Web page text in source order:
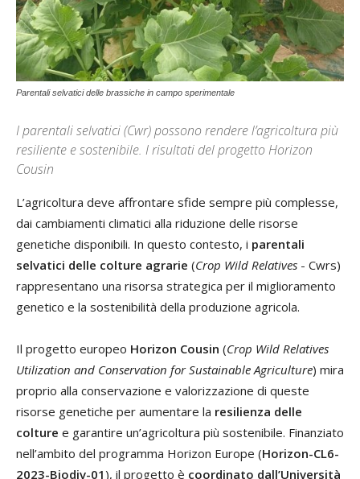
Parentali selvatici delle brassiche in campo sperimentale
I parentali selvatici (Cwr) possono rendere l’agricoltura più
resiliente e sostenibile. I risultati del progetto Horizon
Cousin
L’agricoltura deve affrontare sfide sempre più complesse,
dai cambiamenti climatici alla riduzione delle risorse
genetiche disponibili. In questo contesto, i parentali
selvatici delle colture agrarie (Crop Wild Relatives - Cwrs)
rappresentano una risorsa strategica per il miglioramento
genetico e la sostenibilità della produzione agricola.
Il progetto europeo Horizon Cousin (Crop Wild Relatives
Utilization and Conservation for Sustainable Agriculture) mira
proprio alla conservazione e valorizzazione di queste
risorse genetiche per aumentare la resilienza delle
colture e garantire un’agricoltura più sostenibile. Finanziato
nell’ambito del programma Horizon Europe (Horizon-CL6-
2023-Biodiv-01), il progetto è coordinato dall’Università